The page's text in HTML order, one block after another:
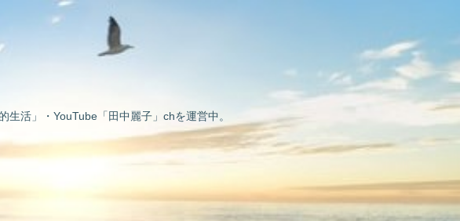
活」・YouTube「田中麗子」chを運営中。